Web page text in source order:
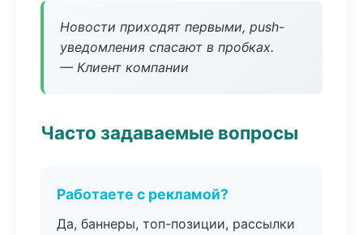
Новости приходят первыми, push-
уведомления спасают в пробках.
— Клиент компании
Часто задаваемые вопросы
Работаете с рекламой?
Да, баннеры, топ-позиции, рассылки